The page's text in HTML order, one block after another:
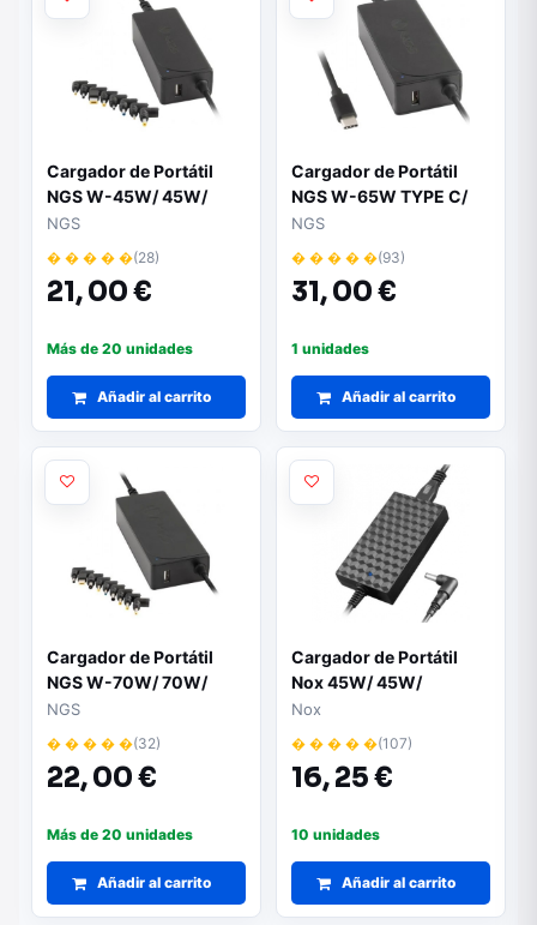
Cargador de Portátil
NGS W-45W/ 45W/
Automático/ 8
Conectores/ Voltaje 19-
20V/ 1 USB
NGS
� � � � �(28)
21,00 €
Más de 20 unidades
Añadir al carrito
Cargador de Portátil
NGS W-65W TYPE C/
65W/ Automático/
Voltaje 12-20V/ 1 USB
NGS
� � � � �(93)
31,00 €
1 unidades
Añadir al carrito
Cargador de Portátil
NGS W-70W/ 70W/
Automático/ 9
Conectores/ Voltaje
18.5-20V/ 1 USB
NGS
� � � � �(32)
22,00 €
Más de 20 unidades
Añadir al carrito
Cargador de Portátil
Nox 45W/ 45W/
Automático/ 9
Conectores/ Voltaje 9-
20V
Nox
� � � � �(107)
16,25 €
10 unidades
Añadir al carrito